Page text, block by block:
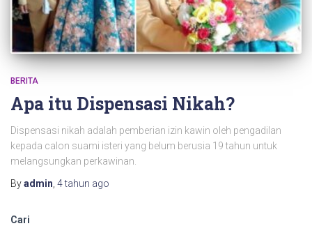
BERITA
Apa itu Dispensasi Nikah?
Dispensasi nikah adalah pemberian izin kawin oleh pengadilan
kepada calon suami isteri yang belum berusia 19 tahun untuk
melangsungkan perkawinan.
Byadmin 4 tahun ago
Cari